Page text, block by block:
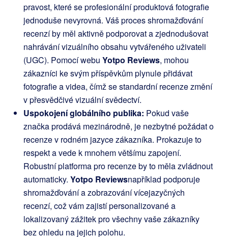
pravost, které se profesionální produktová fotografie
jednoduše nevyrovná. Váš proces shromažďování
recenzí by měl aktivně podporovat a zjednodušovat
nahrávání vizuálního obsahu vytvářeného uživateli
(UGC). Pomocí webu Yotpo Reviews, mohou
zákazníci ke svým příspěvkům plynule přidávat
fotografie a videa, čímž se standardní recenze změní
v přesvědčivé vizuální svědectví.
Uspokojení globálního publika: Pokud vaše
značka prodává mezinárodně, je nezbytné požádat o
recenze v rodném jazyce zákazníka. Prokazuje to
respekt a vede k mnohem většímu zapojení.
Robustní platforma pro recenze by to měla zvládnout
automaticky. Yotpo Reviewsnapříklad podporuje
shromažďování a zobrazování vícejazyčných
recenzí, což vám zajistí personalizované a
lokalizovaný zážitek pro všechny vaše zákazníky
bez ohledu na jejich polohu.